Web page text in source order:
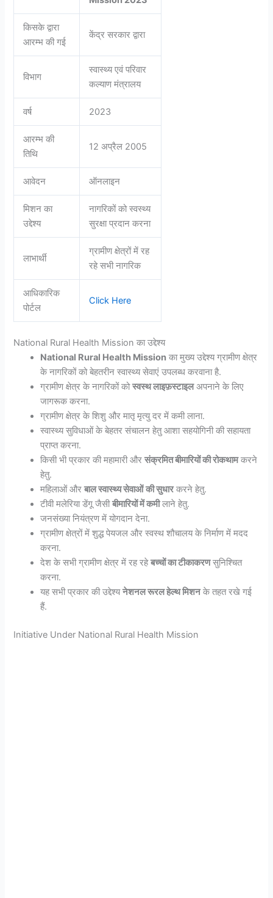
किसके द्वारा
आरम्भ की गई
केंद्र सरकार द्वारा
विभाग
स्वास्थ्य एवं परिवार
कल्याण मंत्रालय
वर्ष 2023
आरम्भ की
तिथि
12 अप्रैल 2005
आवेदन ऑनलाइन
मिशन का
उद्देश्य
नागरिकों को स्वस्थ्य
सुरक्षा प्रदान करना
लाभार्थी
ग्रामीण क्षेत्रों में रह
रहे सभी नागरिक
आधिकारिक
पोर्टल
Click Here
National Rural Health Mission का उद्देश्य
National Rural Health Mission का मुख्य उद्देश्य ग्रामीण क्षेत्र
के नागरिकों को बेहतरीन स्वास्थ्य सेवाएं उपलब्ध करवाना है.
ग्रामीण क्षेत्र के नागरिकों कोस्वस्थ लाइफ़स्टाइलअपनाने के लिए
जागरूक करना.
ग्रामीण क्षेत्र के शिशु और मातृ मृत्यु दर में कमी लाना.
स्वास्थ्य सुविधाओं के बेहतर संचालन हेतु आशा सहयोगिनी की सहायता
प्राप्त करना.
किसी भी प्रकार की महामारी औरसंक्रमित बीमारियों की रोकथामकरने
हेतु.
महिलाओं औरबाल स्वास्थ्य सेवाओं की सुधारकरने हेतु.
टीवी मलेरिया डेंगू जैसीबीमारियों में कमीलाने हेतु.
जनसंख्या नियंत्रण में योगदान देना.
ग्रामीण क्षेत्रों में शुद्ध पेयजल और स्वस्थ शौचालय के निर्माण में मदद
करना.
देश के सभी ग्रामीण क्षेत्र में रह रहेबच्चों का टीकाकरणसुनिश्चित
करना.
यह सभी प्रकार की उद्देश्यनेशनल रूरल हेल्थ मिशनके तहत रखे गई
हैं.
Initiative Under National Rural Health Mission